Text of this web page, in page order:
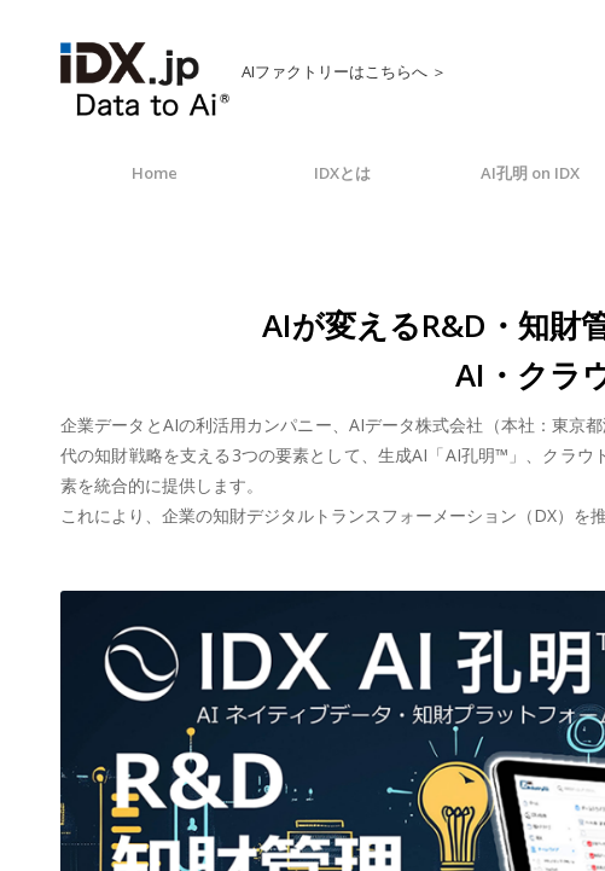
AIファクトリーはこちらへ ＞
Home IDXとは AI孔明 on IDX
AIが変えるR&D・知財
AI・クラ
企業データとAIの利活用カンパニー、AIデータ株式会社（本社：東
代の知財戦略を支える3つの要素として、生成AI「AI孔明™」、クラ
素を統合的に提供します。
これにより、企業の知財デジタルトランスフォーメーション（DX）を